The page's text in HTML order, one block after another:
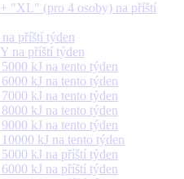
"XL" (pro 4 osoby) na příští
příští týden
na příští týden
kJ na tento týden
kJ na tento týden
kJ na tento týden
kJ na tento týden
kJ na tento týden
kJ na tento týden
kJ na příští týden
kJ na příští týden